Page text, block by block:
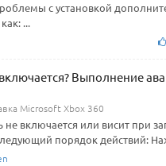
с установкой
...
Выполнение
Microsoft Xbox 360
не включается или висит при
порядок действий: